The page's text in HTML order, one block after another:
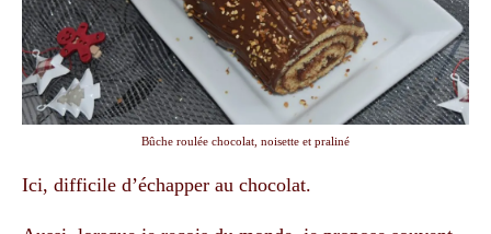
Bûche roulée chocolat, noisette et praliné
Ici, difficile d’échapper au chocolat.